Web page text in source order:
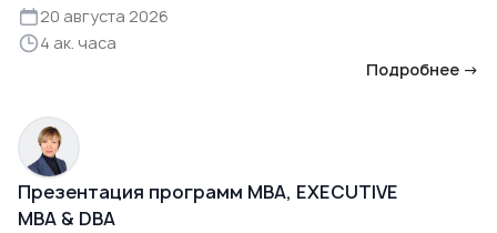
20 августа 2026
4 ак. часа
Подробнее →
Презентация программ MBA, EXECUTIVE
MBA & DBA